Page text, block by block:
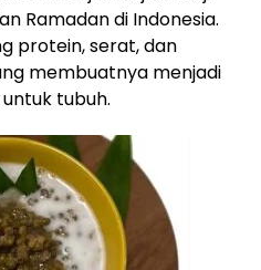
Ramadan di Indonesia.
protein, serat, dan
membuatnya menjadi
tubuh.